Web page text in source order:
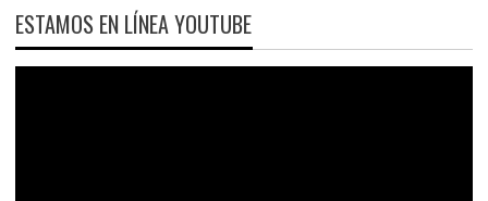
ESTAMOS EN LÍNEA YOUTUBE